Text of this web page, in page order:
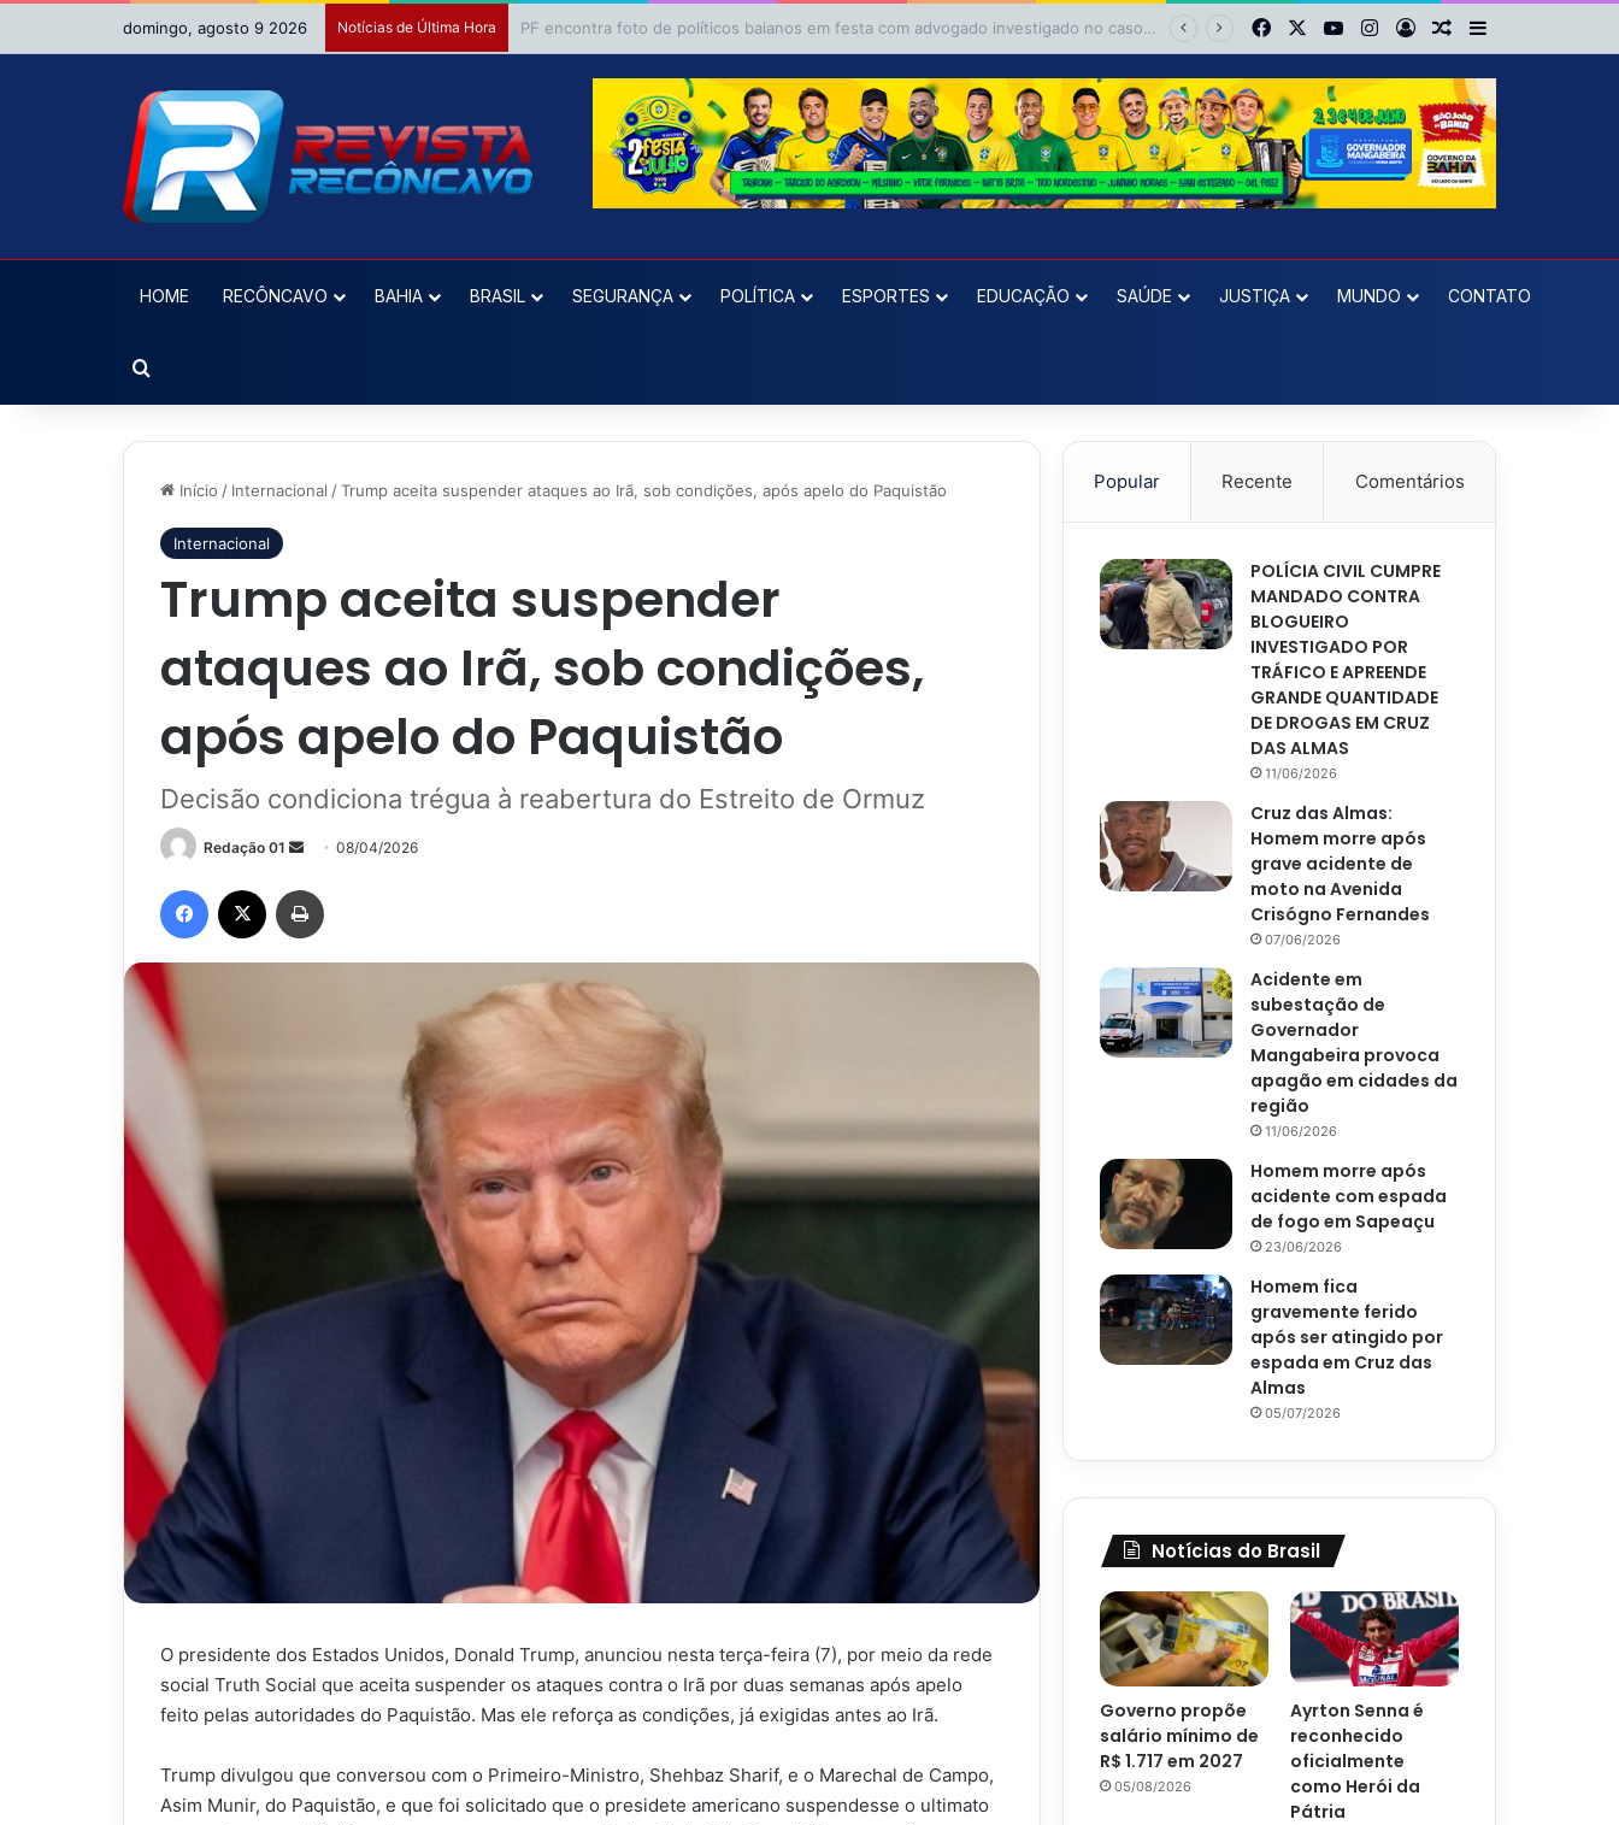
domingo, agosto 9 2026 Notícias de Última Hora MPE pede ao TRE da Bahia impugnação da candidatura de Binho Galinha à reeleição FacebookYouTubeInstagram
EntrarArtigo aleatório
Barra Lateral
HOME RECÔNCAVO BAHIA BRASIL SEGURANÇA POLÍTICA ESPORTES EDUCAÇÃO SAÚDE JUSTIÇA MUNDO CONTATO
Procurar por
Início / Internacional / Trump aceita suspender ataques ao Irã, sob condições, após apelo do Paquistão
Internacional
Trump aceita suspender
ataques ao Irã, sob condições,
após apelo do Paquistão
Decisão condiciona trégua à reabertura do Estreito de Ormuz
Redação 01
Mande
e-
mail
08/04/2026
Facebook
O presidente dos Estados Unidos, Donald Trump, anunciou nesta terça-feira (7), por meio da rede
social Truth Social que aceita suspender os ataques contra o Irã por duas semanas após apelo
feito pelas autoridades do Paquistão. Mas ele reforça as condições, já exigidas antes ao Irã.
Trump divulgou que conversou com o Primeiro-Ministro, Shehbaz Sharif, e o Marechal de Campo,
Asim Munir, do Paquistão, e que foi solicitado que o presidete americano suspendesse o ultimato
Popular Recente Comentários
POLÍCIA CIVIL CUMPRE
MANDADO CONTRA
BLOGUEIRO
INVESTIGADO POR
TRÁFICO E APREENDE
GRANDE QUANTIDADE
DE DROGAS EM CRUZ
DAS ALMAS
11/06/2026
Cruz das Almas:
Homem morre após
grave acidente de
moto na Avenida
Crisógno Fernandes
07/06/2026
Acidente em
subestação de
Governador
Mangabeira provoca
apagão em cidades da
região
11/06/2026
Homem morre após
acidente com espada
de fogo em Sapeaçu
23/06/2026
Homem fica
gravemente ferido
após ser atingido por
espada em Cruz das
Almas
05/07/2026
Notícias do Brasil
Governo propõe
salário mínimo de
R$ 1.717 em 2027
05/08/2026
Ayrton Senna é
reconhecido
oficialmente
como Herói da
Pátria